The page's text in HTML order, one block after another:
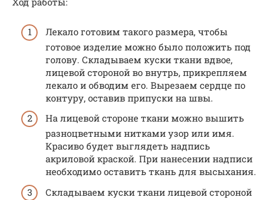
Лекало готовим такого размера, чтобы
готовое изделие можно было положить под
голову. Складываем куски ткани вдвое,
лицевой стороной во внутрь, прикрепляем
лекало и обводим его. Вырезаем сердце по
контуру, оставив припуски на швы.
На лицевой стороне ткани можно вышить
разноцветными нитками узор или имя.
Красиво будет выглядеть надпись
акриловой краской. При нанесении надписи
необходимо оставить ткань для высыхания.
Складываем куски ткани лицевой стороной